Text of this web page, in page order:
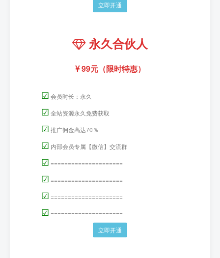
立即开通
永久合伙人
99元（限时特惠）
☑ 会员时长：永久
☑ 全站资源永久免费获取
☑ 推广佣金高达70％
☑ 内部会员专属【微信】交流群
☑ =====================
☑ =====================
☑ =====================
☑ =====================
立即开通